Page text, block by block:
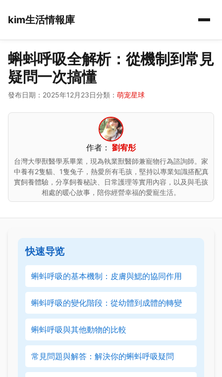
kim生活情報庫
蝌蚪呼吸全解析：從機制到常見
疑問一次搞懂
發布日期：2025年12月23日分類： 萌宠星球
作者： 劉宥彤
台灣大學獸醫學系畢業，現為執業獸醫師兼寵物行為諮詢師。家
中養有2隻貓、1隻兔子，熱愛所有毛孩，堅持以專業知識搭配真
實飼養體驗，分享飼養秘訣、日常護理等實用內容，以及與毛孩
相處的暖心故事，陪你經營幸福的愛寵生活。
快速导览
蝌蚪呼吸的基本機制：皮膚與鰓的協同作用
蝌蚪呼吸的變化階段：從幼體到成體的轉變
蝌蚪呼吸與其他動物的比較
常見問題與解答：解決你的蝌蚪呼吸疑問